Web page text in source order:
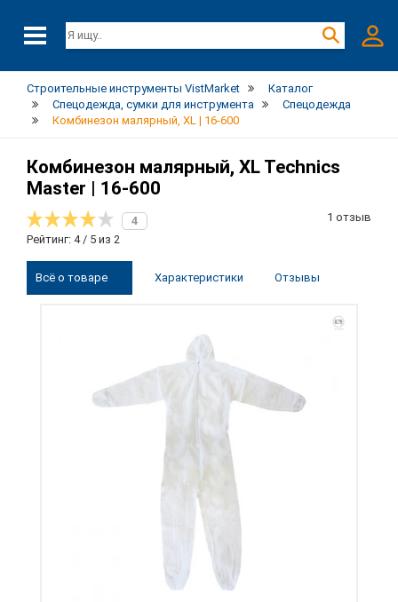
Строительные инструменты VistMarket
Каталог
Спецодежда, сумки для инструмента
Спецодежда
Комбинезон малярный, XL | 16-600
Комбинезон малярный, XL Technics
Master | 16-600
4
Рейтинг: 4 / 5 из 2
1 отзыв
Всё о товаре Характеристики Отзывы